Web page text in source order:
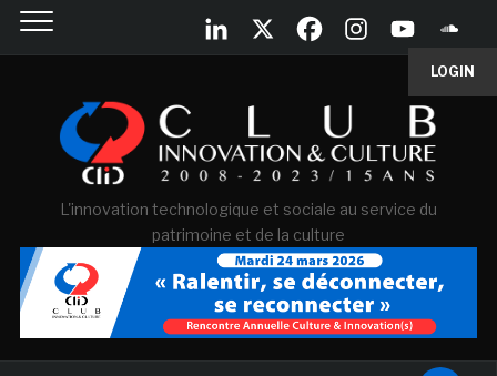
LOGIN
L'innovation technologique et sociale au service du
patrimoine et de la culture